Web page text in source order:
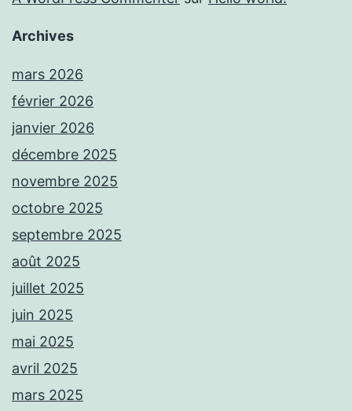
Archives
mars 2026
février 2026
janvier 2026
décembre 2025
novembre 2025
octobre 2025
septembre 2025
août 2025
juillet 2025
juin 2025
mai 2025
avril 2025
mars 2025